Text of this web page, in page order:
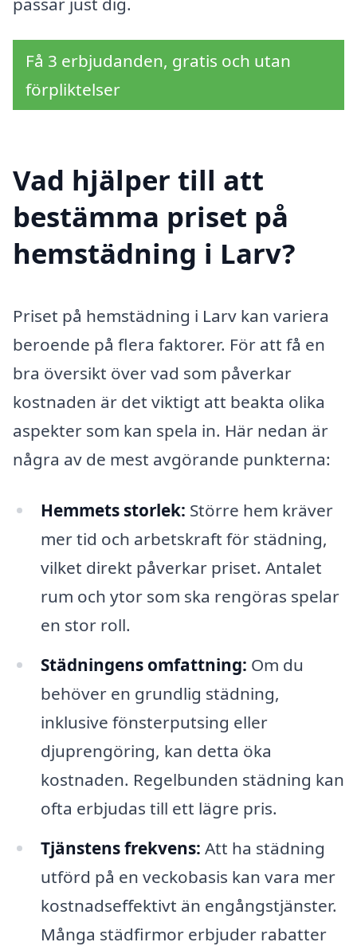
Få 3 erbjudanden, gratis och utan
förpliktelser
Vad hjälper till att
bestämma priset på
hemstädning i Larv?
Priset på hemstädning i Larv kan variera
beroende på flera faktorer. För att få en
bra översikt över vad som påverkar
kostnaden är det viktigt att beakta olika
aspekter som kan spela in. Här nedan är
några av de mest avgörande punkterna:
Hemmets storlek: Större hem kräver
mer tid och arbetskraft för städning,
vilket direkt påverkar priset. Antalet
rum och ytor som ska rengöras spelar
en stor roll.
Städningens omfattning: Om du
behöver en grundlig städning,
inklusive fönsterputsing eller
djuprengöring, kan detta öka
kostnaden. Regelbunden städning kan
ofta erbjudas till ett lägre pris.
Tjänstens frekvens: Att ha städning
utförd på en veckobasis kan vara mer
kostnadseffektivt än engångstjänster.
Många städfirmor erbjuder rabatter